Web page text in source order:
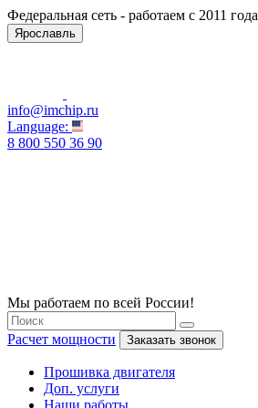
Федеральная сеть - работаем с 2011 года
Ярославль
info@imchip.ru
Language:
8 800 550 36 90
Мы работаем по всей России!
Расчет мощности Заказать звонок
Прошивка двигателя
Доп. услуги
Наши работы